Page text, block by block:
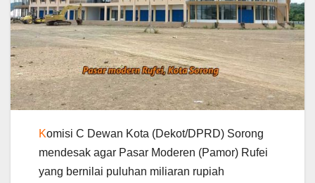
Komisi C Dewan Kota (Dekot/DPRD) Sorong
mendesak agar Pasar Moderen (Pamor) Rufei
yang bernilai puluhan miliaran rupiah